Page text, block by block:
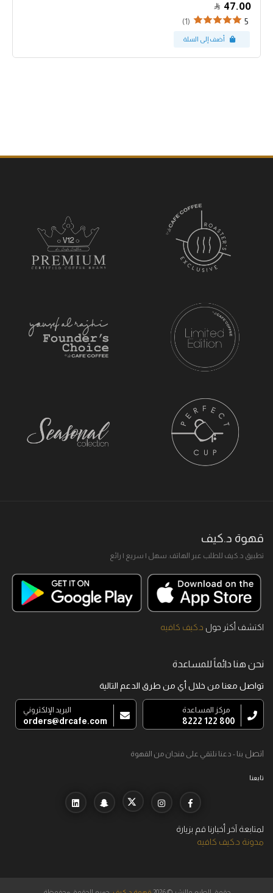
47.00
5
(1)
قهوة د.كيف
تطبيق د.كيف للطلب عبر الهاتف. سهل I سريع I رائع
اكتشف أكثر حول د.كيف كافيه
نحن هنا دائماً للمساعدة
تواصل معنا من خلال أي من طرق الدعم التالية
مركز المساعدة
800 122 8222
البريد الإلكتروني
orders@drcafe.com
اتصل بنا - دعنا نلتقي على فنجان من القهوة
تابعنا
لمتابعة آخر أخبارنا قم بزيارة
مدونة د.كيف كافيه